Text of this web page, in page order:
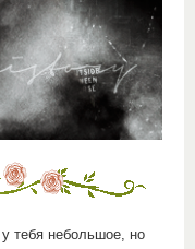
тебя небольшое, но